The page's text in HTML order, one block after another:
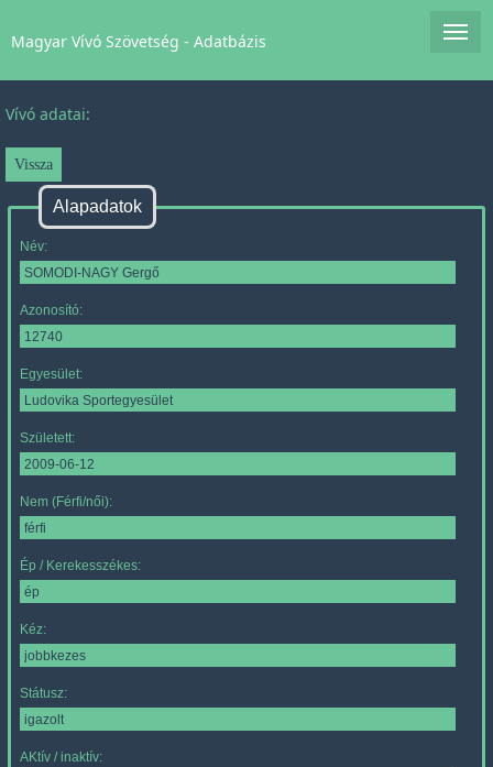
Magyar Vívó Szövetség - Adatbázis
Vívó adatai:
Alapadatok
Név:
Azonosító:
Egyesület:
Született:
Nem (Férfi/női):
Ép / Kerekesszékes:
Kéz:
Státusz:
AKtív / inaktív: